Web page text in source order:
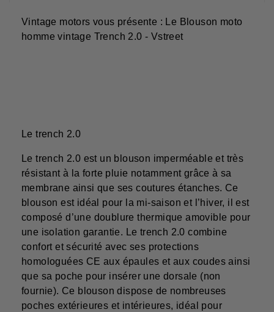
Vintage motors vous présente : Le Blouson moto
homme vintage Trench 2.0 - Vstreet
Le trench 2.0
Le trench 2.0 est un blouson imperméable et très
résistant à la forte pluie notamment grâce à sa
membrane ainsi que ses coutures étanches. Ce
blouson est idéal pour la mi-saison et l’hiver, il est
composé d’une doublure thermique amovible pour
une isolation garantie. Le trench 2.0 combine
confort et sécurité avec ses protections
homologuées CE aux épaules et aux coudes ainsi
que sa poche pour insérer une dorsale (non
fournie). Ce blouson dispose de nombreuses
poches extérieures et intérieures, idéal pour